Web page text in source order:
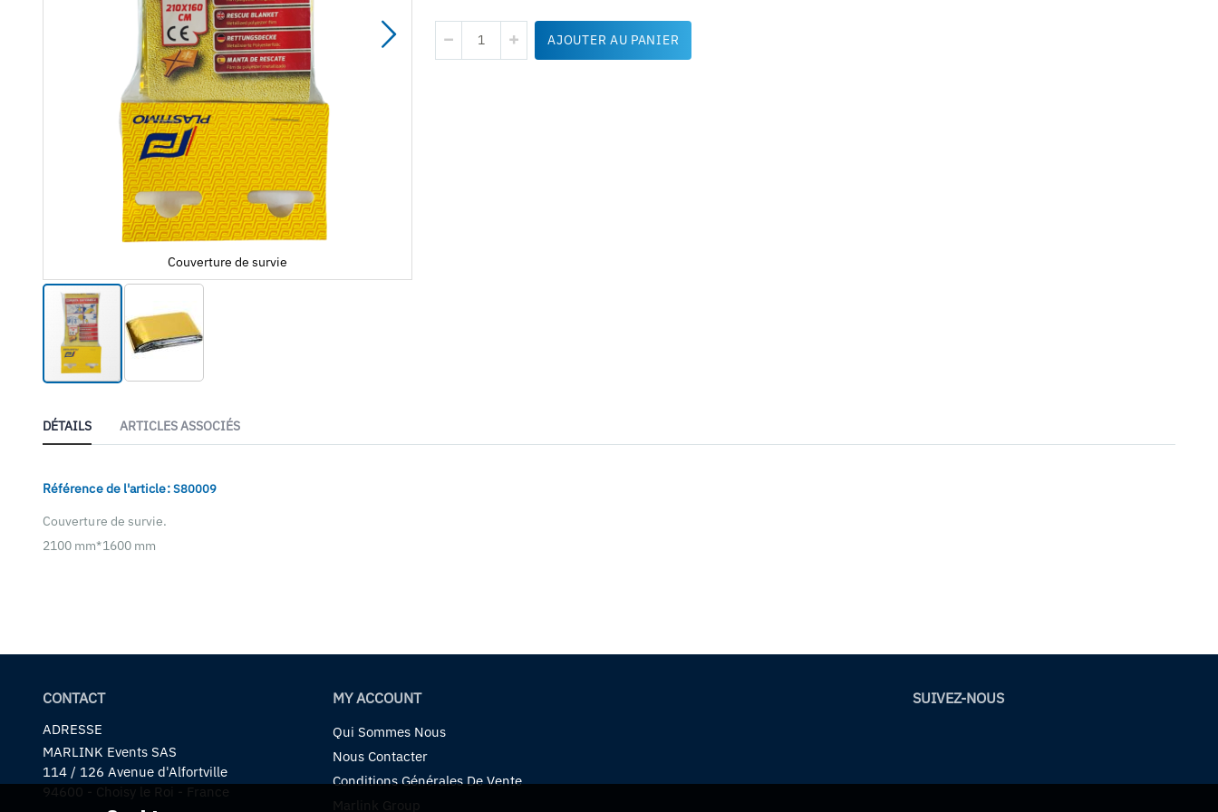
Couverture de survie
début
de
d’images
AJOUTER AU PANIER
DÉTAILS
Référence de l'article:S80009
Couverture de survie.
2100 mm*1600 mm
ARTICLES ASSOCIÉS
CONTACT
ADRESSE
MARLINK Events SAS
114 / 126 Avenue d'Alfortville
94600 - Choisy le Roi - France
MY ACCOUNT
Qui Sommes Nous
Nous Contacter
Conditions Générales De Vente
Marlink Group
SUIVEZ-NOUS